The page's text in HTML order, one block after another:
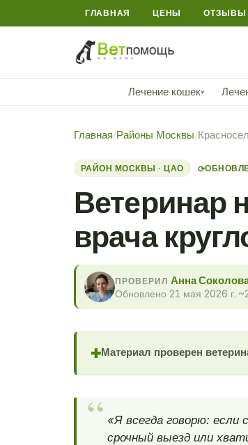
ГЛАВНАЯ ЦЕНЫ ОТЗЫВЫ
Лечение кошек▾
Главная/Районы Москвы/
РАЙОН МОСКВЫ · ЦАО ⟳
Ветеринар
врача
ПРОВЕРИЛ Анна
Обновлено 21 мая 2026 г.
✚Материал проверен
«Я всегда говорю:
срочный выезд или